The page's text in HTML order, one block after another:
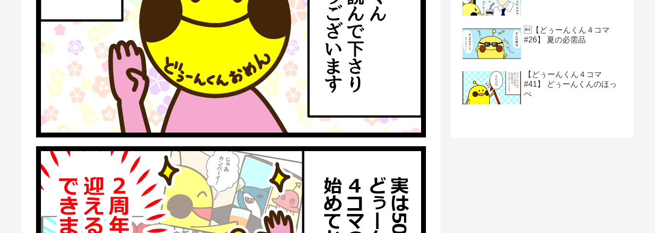
【どぅーんくん４コマ
#26】 夏の必需品
【どぅーんくん４コマ
#41】 どぅーんくんのほっ
ぺ